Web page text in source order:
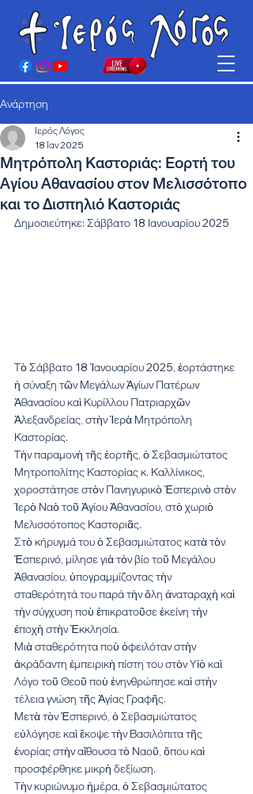
Ανάρτηση
Μητρόπολη Καστοριάς: Εορτή του
Αγίου Αθανασίου στον Μελισσότοπο
και το Δισπηλιό Καστοριάς
Ιερός Λόγος
18 Ιαν 2025
Δημοσιεύτηκε: Σάββατο 18 Ιανουαρίου 2025
Τὸ Σάββατο 18 Ἰανουαρίου 2025, ἑορτάστηκε
ἡ σύναξη τῶν Μεγάλων Ἁγίων Πατέρων
Ἀθανασίου καὶ Κυρίλλου Πατριαρχῶν
Ἀλεξανδρείας, στὴν Ἱερὰ Μητρόπολη
Καστορίας.
Τὴν παραμονὴ τῆς ἑορτῆς, ὁ Σεβασμιώτατος
Μητροπολίτης Καστορίας κ. Καλλίνικος,
χοροστάτησε στὸν Πανηγυρικὸ Ἑσπερινὸ στὸν
Ἱερὸ Ναὸ τοῦ Ἁγίου Ἀθανασίου, στὸ χωριὸ
Μελισσότοπος Καστοριᾶς.
Στὸ κήρυγμά του ὁ Σεβασμιώτατος κατὰ τὸν
Ἑσπερινό, μίλησε γιὰ τὸν βίο τοῦ Μεγάλου
Ἀθανασίου, ὑπογραμμίζοντας τὴν
σταθερότητά του παρά τὴν ὅλη ἀναταραχὴ καὶ
τὴν σύγχυση ποὺ ἐπικρατοῦσε ἐκείνη τὴν
ἐποχὴ στὴν Ἐκκλησία.
Μιὰ σταθερότητα ποὺ ὀφειλόταν στὴν
ἀκράδαντη ἐμπειρικὴ πίστη του στὸν Υἱὸ καὶ
Λόγο τοῦ Θεοῦ ποὺ ἐνηνθρώπησε καὶ στὴν
τέλεια γνώση τῆς Ἁγίας Γραφῆς.
Μετὰ τὸν Ἑσπερινό, ὁ Σεβασμιώτατος
εὐλόγησε καὶ ἔκοψε τὴν Βασιλόπιτα τῆς
ἐνορίας στὴν αἴθουσα τὸ Ναοῦ, ὅπου καὶ
προσφέρθηκε μικρὴ δεξίωση.
Τὴν κυριώνυμο ἡμέρα, ὁ Σεβασμιώτατος